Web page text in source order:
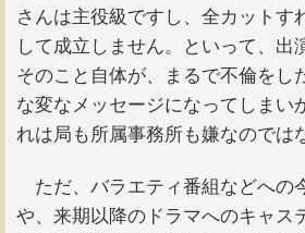
さんは主役級ですし、全カットす
して成立しません。といって、出
そのこと自体が、まるで不倫をし
な変なメッセージになってしまい
れは局も所属事務所も嫌なのでは
ただ、バラエティ番組などへの
や、来期以降のドラマへのキャス